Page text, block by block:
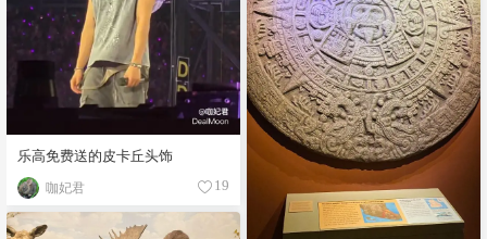
乐高免费送的皮卡丘头饰
咖妃君 19